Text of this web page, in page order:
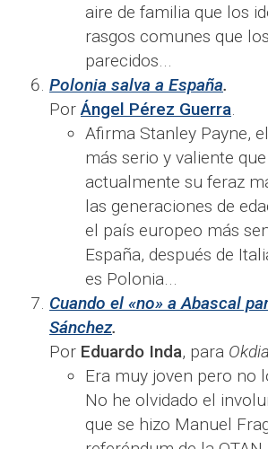
aire de familia que los
rasgos comunes que
parecidos...
Polonia salva a España.
PorÁngel Pérez Guerra.
Afirma Stanley Payne,
más serio y valiente
actualmente su feraz
las generaciones de
el país europeo más
España, después de
es Polonia...
Cuando el «no» a Abascal
Sánchez.
Por Eduardo Inda, para
Era muy joven pero no
No he olvidado el
que se hizo Manuel